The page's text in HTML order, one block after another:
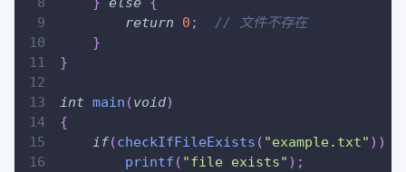
return
0 ;
// 文件不存在
}
}
int main (void)
{
if(checkIfFileExists ( "example.txt" ) )
printf ( "file exists" ) ;